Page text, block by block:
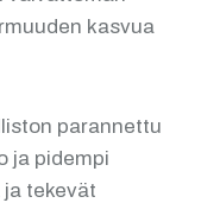
kasvua
parannettu
ja pidempi
tekevät